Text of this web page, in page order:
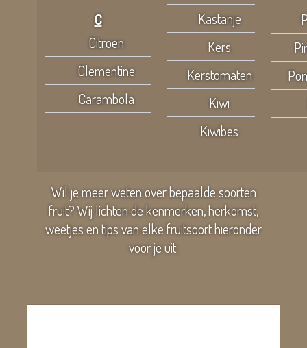
C
Citroen
Clementine
Carambola
Kastanje
Kers
Kerstomaten
Kiwi
Kiwibes
Wil je meer weten over bepaalde soorten
fruit? Wij lichten de kenmerken, herkomst,
weetjes en tips van elke fruitsoort hieronder
voor je uit: